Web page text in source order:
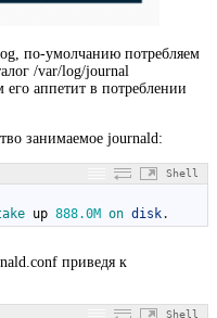
по-умолчанию потребляем
/var/log/journal
его аппетит в потреблении
занимаемое journald:
Shell
up 888.0M on disk.
приведя к
Shell